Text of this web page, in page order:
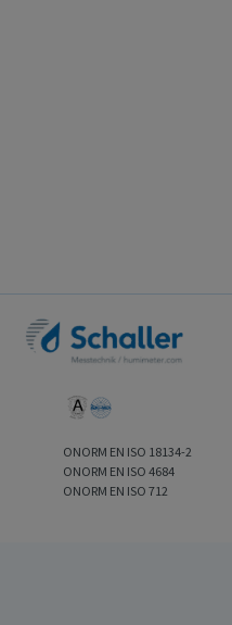
ONORM EN ISO 18134-2
ONORM EN ISO 4684
ONORM EN ISO 712